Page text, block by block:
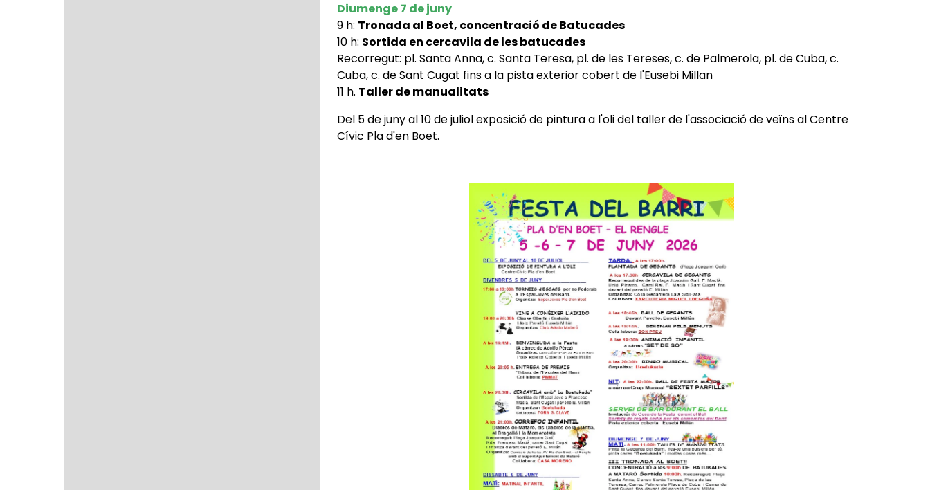
Diumenge 7 de juny
9 h: Tronada al Boet, concentració de Batucades
10 h: Sortida en cercavila de les batucades
Recorregut: pl. Santa Anna, c. Santa Teresa, pl. de les Tereses, c. de Palmerola, pl. de Cuba, c.
Cuba, c. de Sant Cugat fins a la pista exterior cobert de l'Eusebi Millan
11 h. Taller de manualitats
Del 5 de juny al 10 de juliol exposició de pintura a l'oli del taller de l'associació de veïns al Centre
Cívic Pla d'en Boet.